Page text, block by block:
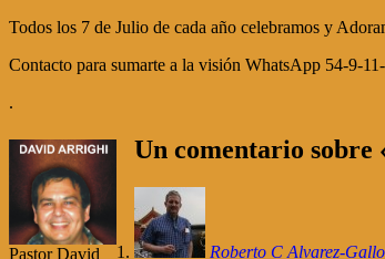
Todos los 7 de Julio de cada año celebramos y
Contacto para sumarte a la visión WhatsApp 54-9-
.
Pastor David
Un comentario sobre
Roberto C Alvarez-